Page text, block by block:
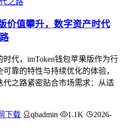
价值攀升，数字资产时代
代，imToken钱包苹果版作为行
靠的特性与持续优化的体验，
代之路紧密贴合市场需求：从适
下载 qbadmin 1.1K
2026-